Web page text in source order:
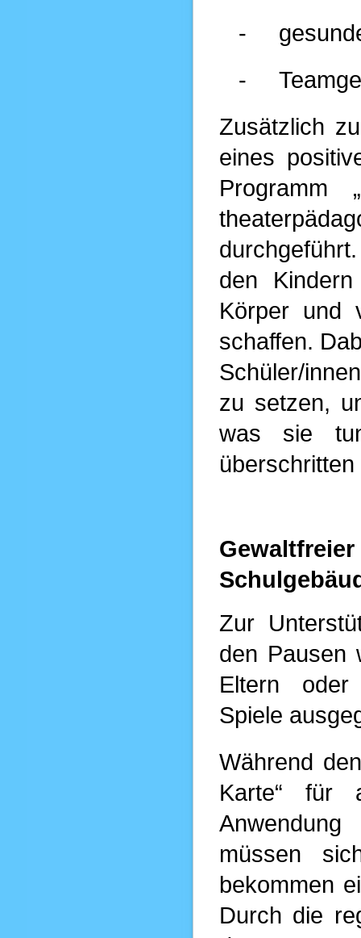
-
-
Zusätzlich
eines
Programm „
den
Körper und
schaffen.
Schüler/
zu setzen,
was sie
Zur
den Pausen
Eltern oder
Spiele
Während
Karte“ für
müssen
bekommen
Durch die